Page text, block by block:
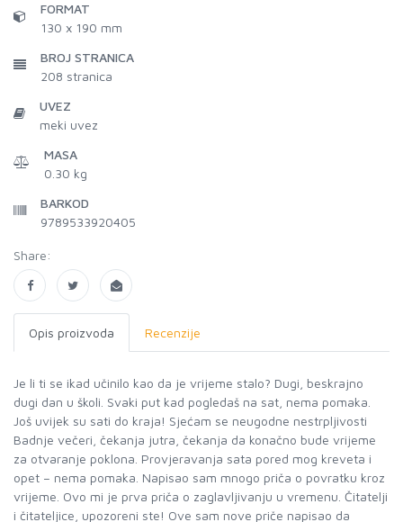
FORMAT
130 x 190 mm
BROJ STRANICA
208 stranica
UVEZ
meki uvez
MASA
0.30 kg
BARKOD
9789533920405
Share:
Opis proizvoda Recenzije
Je li ti se ikad učinilo kao da je vrijeme stalo? Dugi, beskrajno
dugi dan u školi. Svaki put kad pogledaš na sat, nema pomaka.
Još uvijek su sati do kraja! Sjećam se neugodne nestrpljivosti
Badnje večeri, čekanja jutra, čekanja da konačno bude vrijeme
za otvaranje poklona. Provjeravanja sata pored mog kreveta i
opet – nema pomaka. Napisao sam mnogo priča o povratku kroz
vrijeme. Ovo mi je prva priča o zaglavljivanju u vremenu. Čitatelji
i čitateljice, upozoreni ste! Ove sam nove priče napisao da